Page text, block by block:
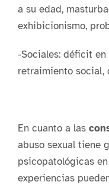
a su edad,
exhibicionismo,
-Sociales: déficit
retraimiento social,
En cuanto a las
abuso sexual tiene
psicopatológicas
experiencias